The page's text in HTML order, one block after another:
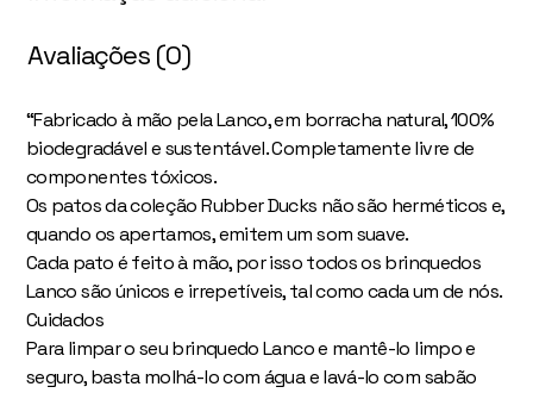
Avaliações (0)
“Fabricado à mão pela Lanco, em borracha natural, 100%
biodegradável e sustentável. Completamente livre de
componentes tóxicos.
Os patos da coleção Rubber Ducks não são herméticos e,
quando os apertamos, emitem um som suave.
Cada pato é feito à mão, por isso todos os brinquedos
Lanco são únicos e irrepetíveis, tal como cada um de nós.
Cuidados
Para limpar o seu brinquedo Lanco e mantê-lo limpo e
seguro, basta molhá-lo com água e lavá-lo com sabão